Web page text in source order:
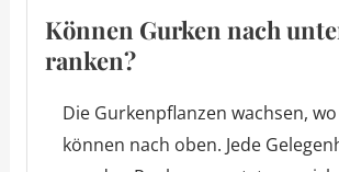
Können Gurken nach
ranken?
Die Gurkenpflanzen wachsen,
können nach oben. Jede